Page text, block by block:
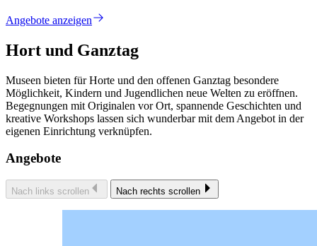
Angebote anzeigen
Hort und Ganztag
Museen bieten für Horte und den offenen Ganztag besondere
Möglichkeit, Kindern und Jugendlichen neue Welten zu eröffnen.
Begegnungen mit Originalen vor Ort, spannende Geschichten und
kreative Workshops lassen sich wunderbar mit dem Angebot in der
eigenen Einrichtung verknüpfen.
Angebote
Nach links scrollen Nach rechts scrollen